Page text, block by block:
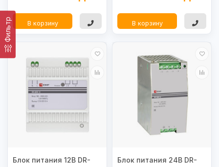
Фильтр В корзину В корзину
Блок питания 12В DR-
Блок питания 24В DR-